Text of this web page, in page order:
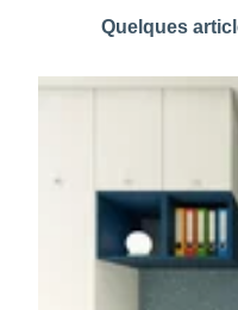
Quelques